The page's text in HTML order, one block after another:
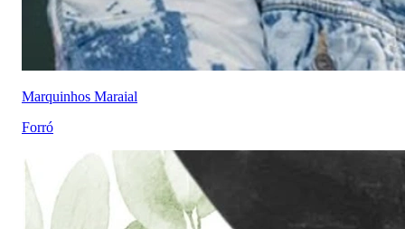
Marquinhos Maraial
Forró